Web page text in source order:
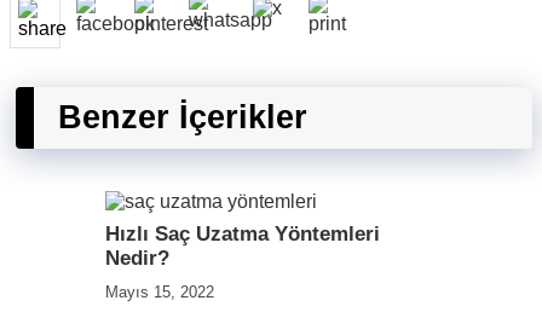
Benzer İçerikler
Hızlı Saç Uzatma Yöntemleri
Nedir?
Mayıs 15, 2022